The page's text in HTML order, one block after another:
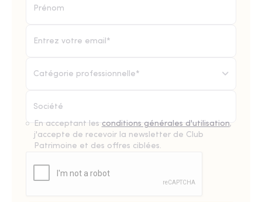
Catégorie professionnelle*
En acceptant les conditions générales d'utilisation,
j'accepte de recevoir la newsletter de Club
Patrimoine et des offres ciblées.